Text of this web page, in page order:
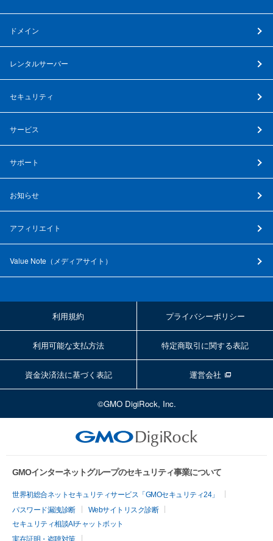
ドメイン
レンタルサーバー
セキュリティ
サービス
サポート
お知らせ
アフィリエイト
Value Note（ メディアサイト ）
利用規約 プライバシーポリシー
利用可能な支払方法 特定商取引に関する表記
資金決済法に基づく表記 運営会社
©GMO DigiRock, Inc.
GMOインターネットグループのセキュリティ事業について
世界初総合ネットセキュリティサービス「GMOセキュリティ24」
パスワード漏洩診断
Webサイトリスク診断
セキュリティ相談AIチャットボット
実在証明・盗聴対策